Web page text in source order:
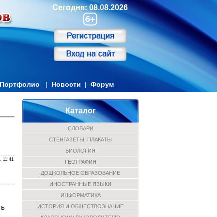
Сегодня: 08.08.2026
Портфолио | Новости | Форум
11:41
Каталог
СЛОВАРИ
СТЕНГАЗЕТЫ, ПЛАКАТЫ
БИОЛОГИЯ
ГЕОГРАФИЯ
ДОШКОЛЬНОЕ ОБРАЗОВАНИЕ
ИНОСТРАННЫЕ ЯЗЫКИ
ИНФОРМАТИКА
ИСТОРИЯ И ОБЩЕСТВОЗНАНИЕ